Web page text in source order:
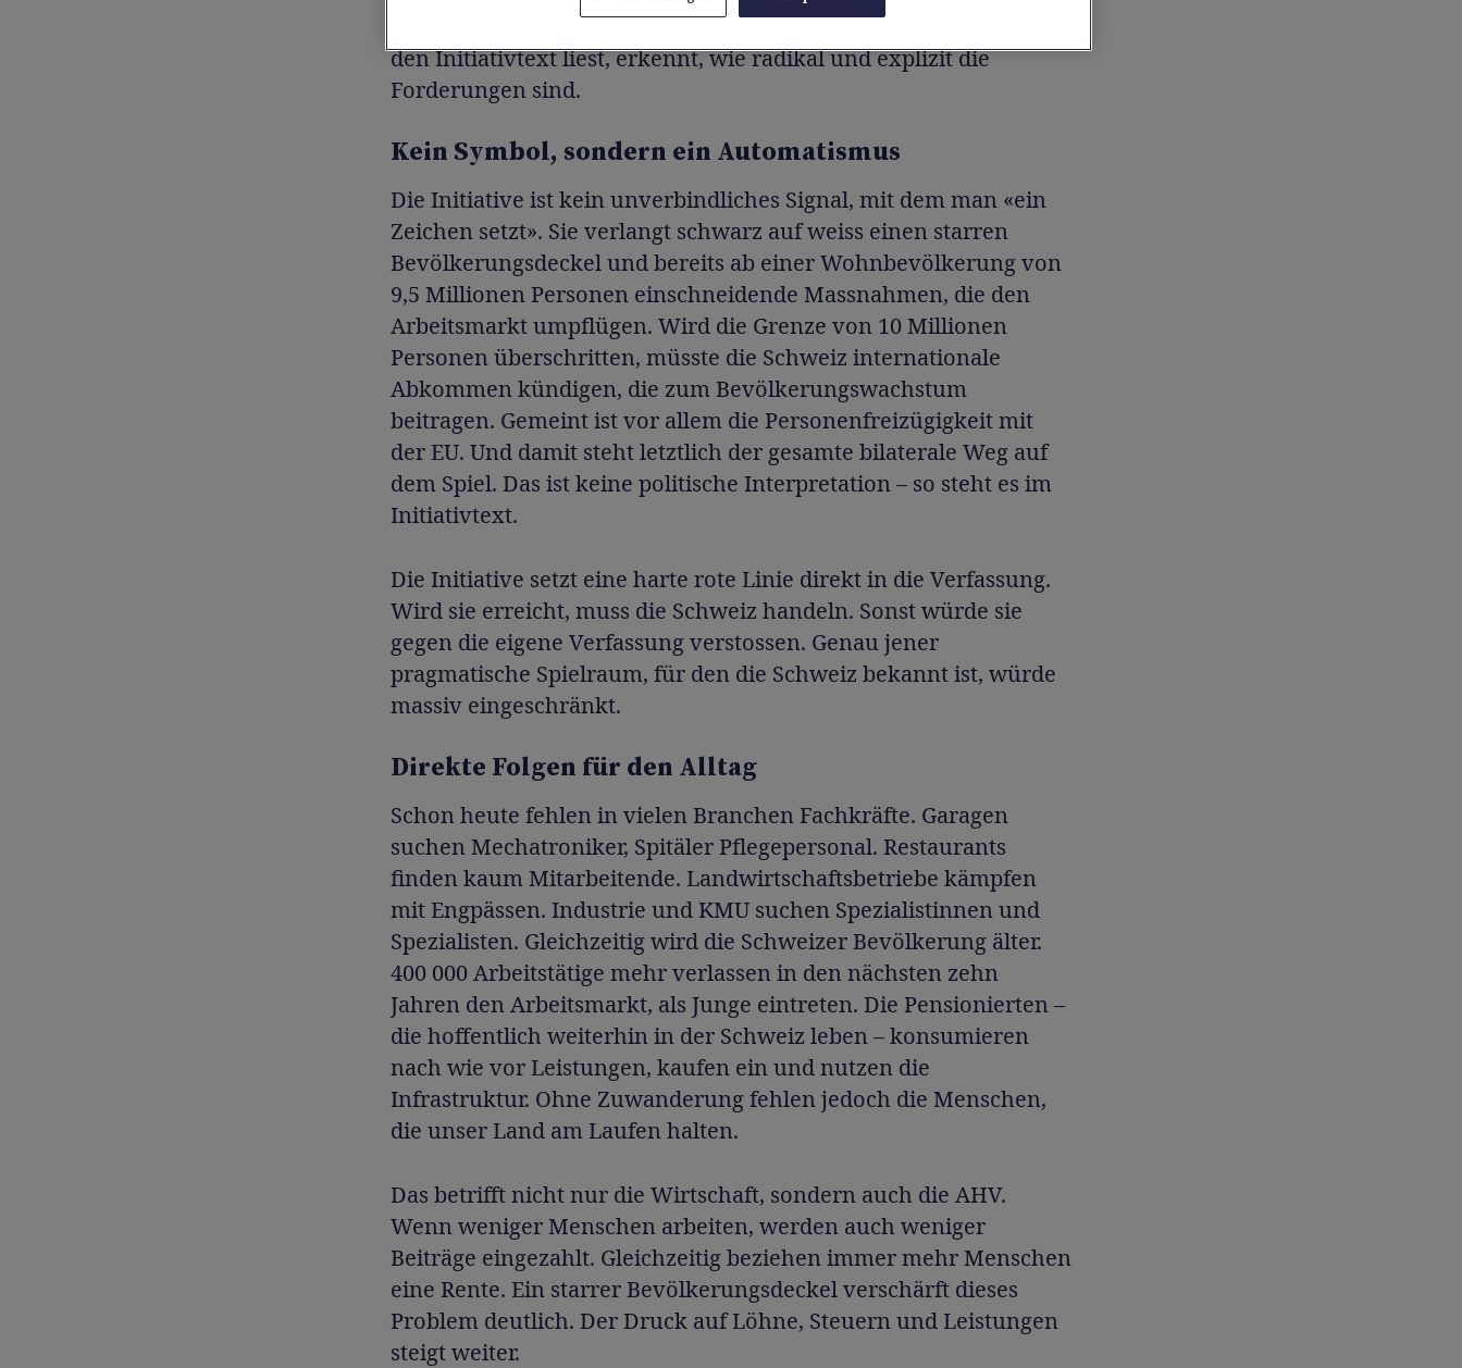
man oft, wenn über diese Initiative gesprochen wird. Doch wer
den Initiativtext liest, erkennt, wie radikal und explizit die
Forderungen sind.
Kein Symbol, sondern ein Automatismus
Die Initiative ist kein unverbindliches Signal, mit dem man «ein
Zeichen setzt». Sie verlangt schwarz auf weiss einen starren
Bevölkerungsdeckel und bereits ab einer Wohnbevölkerung von
9,5 Millionen Personen einschneidende Massnahmen, die den
Arbeitsmarkt umpflügen. Wird die Grenze von 10 Millionen
Personen überschritten, müsste die Schweiz internationale
Abkommen kündigen, die zum Bevölkerungswachstum
beitragen. Gemeint ist vor allem die Personenfreizügigkeit mit
der EU. Und damit steht letztlich der gesamte bilaterale Weg auf
dem Spiel. Das ist keine politische Interpretation – so steht es im
Initiativtext.
Die Initiative setzt eine harte rote Linie direkt in die Verfassung.
Wird sie erreicht, muss die Schweiz handeln. Sonst würde sie
gegen die eigene Verfassung verstossen. Genau jener
pragmatische Spielraum, für den die Schweiz bekannt ist, würde
massiv eingeschränkt.
Direkte Folgen für den Alltag
Schon heute fehlen in vielen Branchen Fachkräfte. Garagen
suchen Mechatroniker, Spitäler Pflegepersonal. Restaurants
finden kaum Mitarbeitende. Landwirtschaftsbetriebe kämpfen
mit Engpässen. Industrie und KMU suchen Spezialistinnen und
Spezialisten. Gleichzeitig wird die Schweizer Bevölkerung älter.
400 000 Arbeitstätige mehr verlassen in den nächsten zehn
Jahren den Arbeitsmarkt, als Junge eintreten. Die Pensionierten –
die hoffentlich weiterhin in der Schweiz leben – konsumieren
nach wie vor Leistungen, kaufen ein und nutzen die
Infrastruktur. Ohne Zuwanderung fehlen jedoch die Menschen,
die unser Land am Laufen halten.
Das betrifft nicht nur die Wirtschaft, sondern auch die AHV.
Wenn weniger Menschen arbeiten, werden auch weniger
Beiträge eingezahlt. Gleichzeitig beziehen immer mehr Menschen
eine Rente. Ein starrer Bevölkerungsdeckel verschärft dieses
Problem deutlich. Der Druck auf Löhne, Steuern und Leistungen
steigt weiter.